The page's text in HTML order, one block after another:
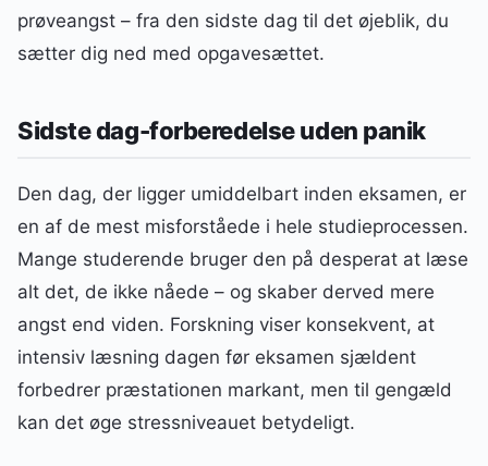
prøveangst – fra den sidste dag til det øjeblik, du
sætter dig ned med opgavesættet.
Sidste dag-forberedelse uden panik
Den dag, der ligger umiddelbart inden eksamen, er
en af de mest misforståede i hele studieprocessen.
Mange studerende bruger den på desperat at læse
alt det, de ikke nåede – og skaber derved mere
angst end viden. Forskning viser konsekvent, at
intensiv læsning dagen før eksamen sjældent
forbedrer præstationen markant, men til gengæld
kan det øge stressniveauet betydeligt.